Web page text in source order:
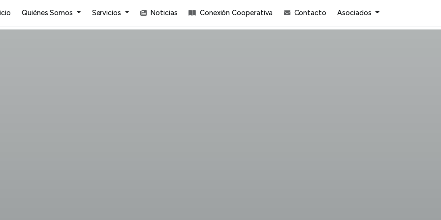
Quiénes Somos Servicios Noticias Conexión Cooperativa Contacto Asociados